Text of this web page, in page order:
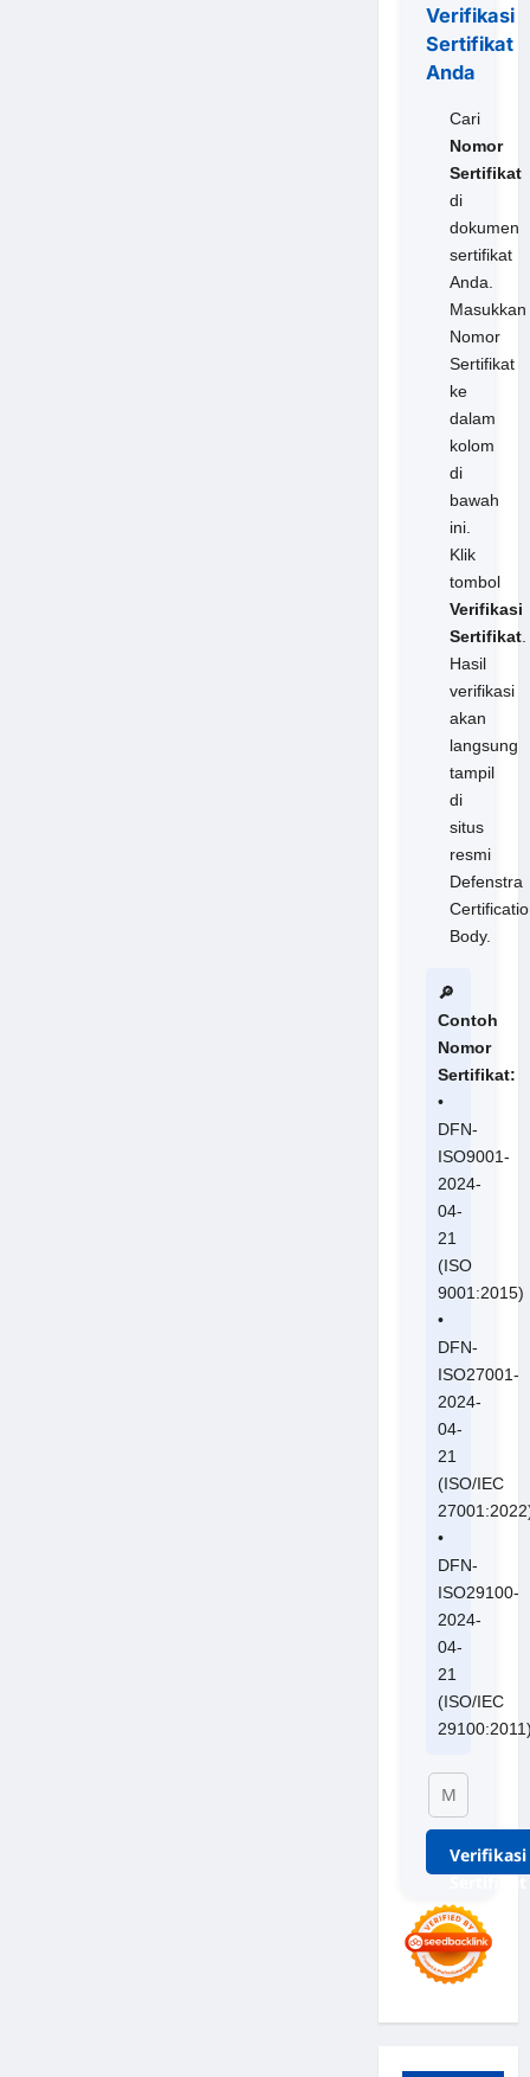
Verifikasi
Sertifikat
Anda
Cari
Nomor
Sertifikat
di
dokumen
sertifikat
Anda.
Masukkan
Nomor
Sertifikat
ke
dalam
kolom
di
bawah
ini.
Klik
tombol
Verifikasi
Sertifikat.
Hasil
verifikasi
akan
langsung
tampil
di
situs
resmi
Defenstra
Body.
🔎
Contoh
Nomor
Sertifikat:
•
DFN-
ISO9001-
2024-
04-
21
(ISO
9001:2015)
•
DFN-
ISO27001-
2024-
04-
21
(ISO/IEC
•
DFN-
ISO29100-
2024-
04-
21
(ISO/IEC
Verifikasi
Sertifikat